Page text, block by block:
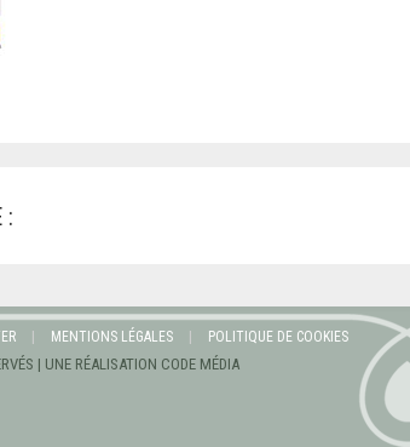
:
MENTIONS LÉGALES POLITIQUE DE COOKIES
| UNE RÉALISATION CODE MÉDIA